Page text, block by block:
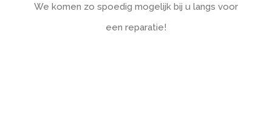
We komen zo spoedig mogelijk bij u langs voor
een reparatie!